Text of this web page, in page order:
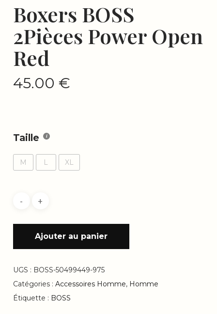
Boxers BOSS
2Pièces Power Open
Red
45.00 €
Taille
M L XL
Ajouter au panier
UGS : BOSS-50499449-975
Catégories : Accessoires Homme, Homme
Étiquette : BOSS